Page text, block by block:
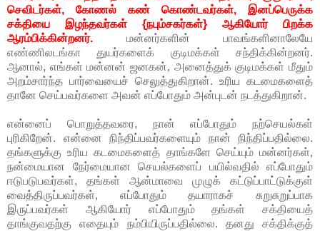
செவிடர்கள், கோணல் கண் கொண்டவர்கள், இனப்பெருக்க
சக்தியை இழந்தவர்கள் {நபும்சகர்கள்} ஆகியோர் பிறக்க
ஆரம்பிக்கின்றனர். மன்னர்களின் பாவங்களினாலேயே
எண்ணிலடங்கா துயர்களைக் குடிமக்கள் சந்திக்கின்றனர்.
ஆனால், எங்கள் மன்னன் ஜனகன், அனைத்துக் குடிமக்கள் மீதும்
அறம்சார்ந்த பார்வையைச் செலுத்துகிறான். உரிய கடமைகளைத்
தானே செய்பவர்களை அவன் எப்போதும் அன்புடன் நடத்துகிறான்.
என்னைப் பொறுத்தவரை, நான் எப்போதும் நற்செயல்கள்
புரிகிறேன். என்னை நிந்திப்பவர்களையும் நான் நிந்திப்பதில்லை.
தங்களுக்கு உரிய கடமைகளைத் தாங்களே செய்யும் மன்னர்கள்,
நன்மையான நேர்மையான செயல்களைப் பயில்வதில் எப்போதும்
ஈடுபடுபவர்கள், தங்கள் ஆன்மாவை முழுக் கட்டுப்பாட்டுக்குள்
வைத்திருப்பவர்கள், எப்போதும் தயாராகச் சுறுசுறுப்பாக
இருப்பவர்கள் ஆகியோர் எப்போதும் தங்கள் சக்தியைத்
தாங்குவதற்கு எதையும் நம்பியிருப்பதில்லை. தனது சக்திக்குத்